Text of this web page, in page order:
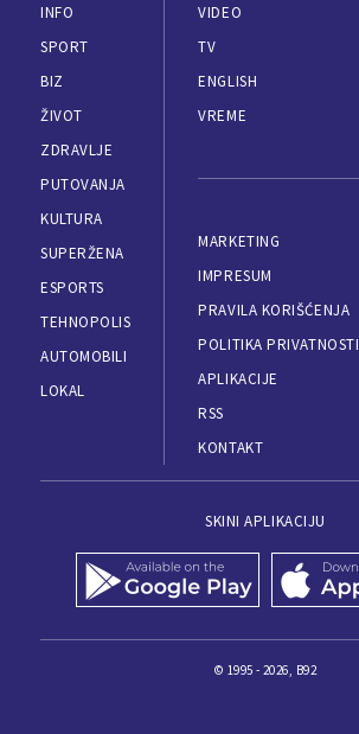
INFO
SPORT
BIZ
ŽIVOT
ZDRAVLJE
PUTOVANJA
KULTURA
SUPERŽENA
ESPORTS
TEHNOPOLIS
AUTOMOBILI
LOKAL
VIDEO
TV
ENGLISH
VREME
MARKETING
IMPRESUM
PRAVILA KORIŠĆENJA
POLITIKA PRIVATNOSTI
APLIKACIJE
RSS
KONTAKT
SKINI APLIKACIJU
© 1995 - 2026, B92